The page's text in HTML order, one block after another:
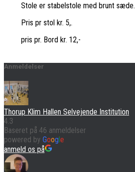
Stole er stabelstole med brunt sæde.
Pris pr stol kr. 5,.
pris pr. Bord kr. 12,-
Anmeldelser
Thorup Klim Hallen Selvejende Institution
4.3
Baseret på 46 anmeldelser
powered by Google
anmeld os på